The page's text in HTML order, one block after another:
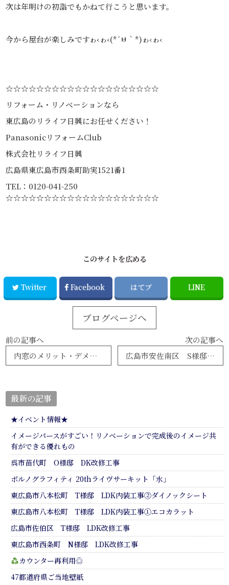
次は年明けの初詣でもかねて行こうと思います。
今から屋台が楽しみですゎ‹ゎ‹(*´ㅂ｀*)ゎ‹ゎ‹
☆☆☆☆☆☆☆☆☆☆☆☆☆☆☆☆☆☆☆☆
リフォーム・リノベーションなら
東広島のリライフ日興にお任せください！
PanasonicリフォームClub
株式会社リライフ日興
広島県東広島市西条町助実1521番1
TEL：0120-041-250
☆☆☆☆☆☆☆☆☆☆☆☆☆☆☆☆☆☆☆☆
このサイトを広める
Twitter Facebook はてブ LINE
ブログページへ
前の記事へ
内窓のメリット・デメリット
次の記事へ
広島市安佐南区 S様邸 大規模改修工事
最新の記事
★イベント情報★
イメージパースがすごい！リノベーションで完成後のイメージ共
有ができる優れもの
呉市苗代町 O様邸 DK改修工事
ポルノグラフィティ 20thライヴサーキット「水」
東広島市八本松町 T様邸 LDK内装工事②ダイノックシート
東広島市八本松町 T様邸 LDK内装工事①エコカラット
広島市佐伯区 T様邸 LDK改修工事
東広島市西条町 N様邸 LDK改修工事
カウンター再利用♲
47都道府県ご当地壁紙